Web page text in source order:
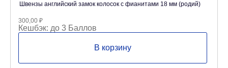
Швензы английский замок колосок с фианитами 18 мм (родий)
300,00 ₽
Кешбэк: до 3 Баллов
В корзину